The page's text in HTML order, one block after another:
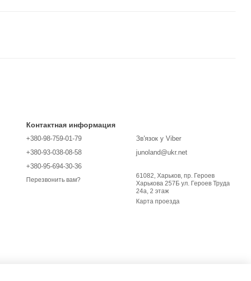
Контактная информация
+380-98-759-01-79
+380-93-038-08-58
+380-95-694-30-36
Перезвонить вам?
Зв'язок у Viber
junoland@ukr.net
61082, Харьков, пр. Героев
Харькова 257Б ул. Героев Труда
24а, 2 этаж
Карта проезда